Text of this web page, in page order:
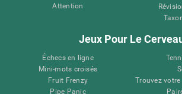
Attention
Jeux Pour Le
Échecs en ligne
Mini-mots croisés
Fruit Frenzy
Pipe Panic
Trouvez